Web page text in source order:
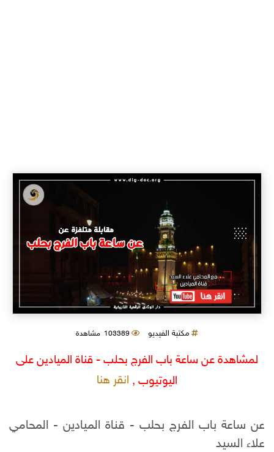
مكتبة الفيديو 103389 مشاهدة
لمشاهدة عن ساعة باب الفرج بحلب - قناة الميادين على
اليوتيوب , انقر هنا
عن ساعة باب الفرج بحلب - قناة الميادين - المحامي
علاء السيد